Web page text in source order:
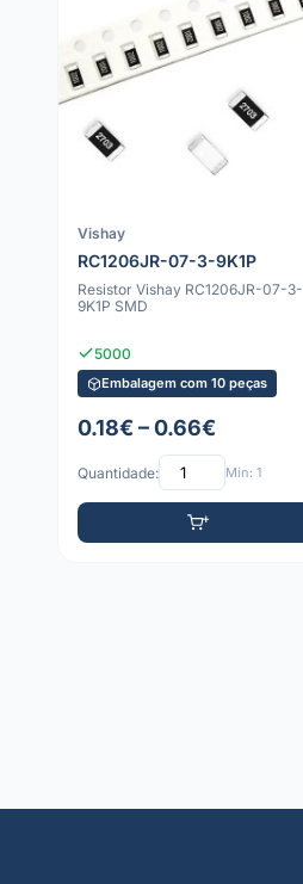
Vishay
RC1206JR-07-3-9K1P
Resistor Vishay RC1206JR-07-3-
9K1P SMD
5000
Embalagem com 10 peças
0.18€ – 0.66€
Quantidade: Mín: 1